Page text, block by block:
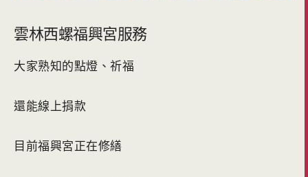
雲林西螺福興宮服務
大家熟知的點燈、祈福
還能線上捐款
目前福興宮正在修繕